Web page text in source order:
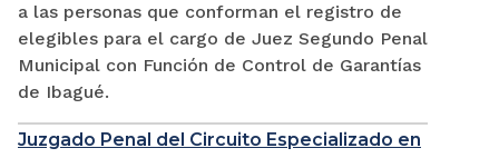
a las personas que conforman el registro de
elegibles para el cargo de Juez Segundo Penal
Municipal con Función de Control de Garantías
de Ibagué.
Juzgado Penal del Circuito Especializado en